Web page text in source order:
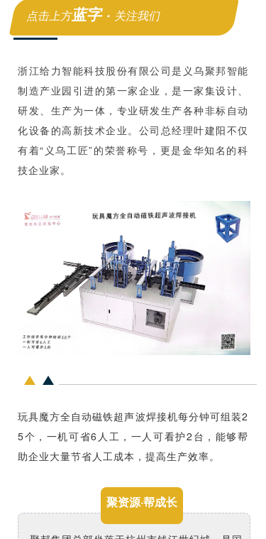
点击上方蓝字 ·关注我们
浙江给力智能科技股份有限公司是义乌聚邦智能
制造产业园引进的第一家企业，是一家集设计、
研发、生产为一体，专业研发生产各种非标自动
化设备的高新技术企业。公司总经理叶建阳不仅
有着“义乌工匠”的荣誉称号，更是金华知名的科
技企业家。
玩具魔方全自动磁铁超声波焊接机每分钟可组装2
5个，一机可省6人工，一人可看护2台，能够帮
助企业大量节省人工成本，提高生产效率。
聚资源·帮成长